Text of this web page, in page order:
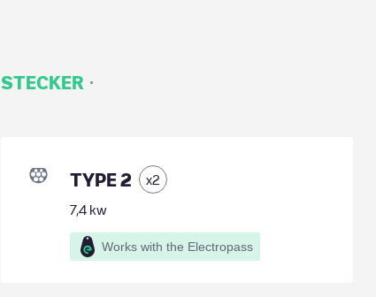
STECKER ·
TYPE 2 x2
7,4kw
Works with the Electropass